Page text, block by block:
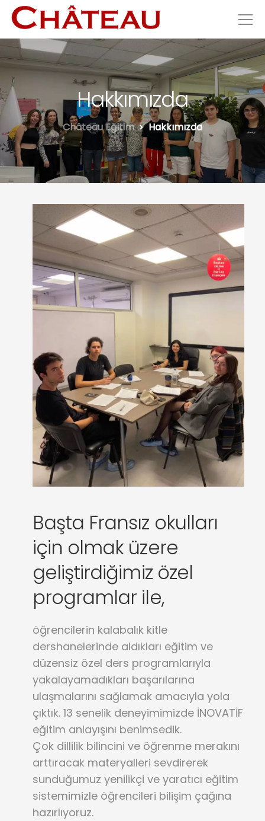
Hakkımızda
Château Eğitim Hakkımızda
Başta Fransız okulları
için olmak üzere
geliştirdiğimiz özel
programlar ile,
öğrencilerin kalabalık kitle
dershanelerinde aldıkları eğitim ve
düzensiz özel ders programlarıyla
yakalayamadıkları başarılarına
ulaşmalarını sağlamak amacıyla yola
çıktık. 13 senelik deneyimimizde İNOVATİF
eğitim anlayışını benimsedik.
Çok dillilik bilincini ve öğrenme merakını
arttıracak materyalleri sevdirerek
sunduğumuz yenilikçi ve yaratıcı eğitim
sistemimizle öğrencileri bilişim çağına
hazırlıyoruz.